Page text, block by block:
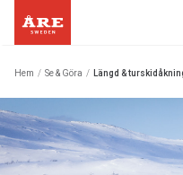
Hem / Se & Göra / Längd &